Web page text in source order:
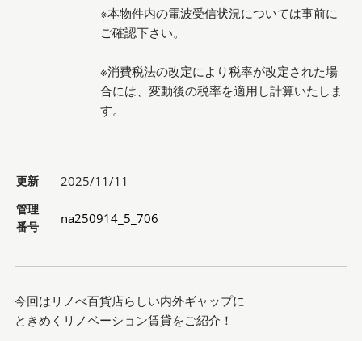
※本物件内の電波受信状況については事前に
ご確認下さい。
※消費税法の改定により税率が改定された場
合には、変動後の税率を適用し計算いたしま
す。
更新 2025/11/11
管理
番号
na250914_5_706
今回はリノべ百貨店らしい内外ギャップに
ときめくリノベーション賃貸をご紹介！